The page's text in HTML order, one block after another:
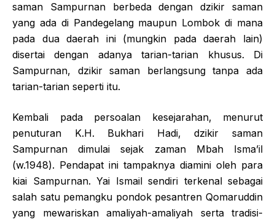
saman Sampurnan berbeda dengan dzikir saman
yang ada di Pandegelang maupun Lombok di mana
pada dua daerah ini (mungkin pada daerah lain)
disertai dengan adanya tarian-tarian khusus. Di
Sampurnan, dzikir saman berlangsung tanpa ada
tarian-tarian seperti itu.
Kembali pada persoalan kesejarahan, menurut
penuturan K.H. Bukhari Hadi, dzikir saman
Sampurnan dimulai sejak zaman Mbah Isma’il
(w.1948). Pendapat ini tampaknya diamini oleh para
kiai Sampurnan. Yai Ismail sendiri terkenal sebagai
salah satu pemangku pondok pesantren Qomaruddin
yang mewariskan amaliyah-amaliyah serta tradisi-